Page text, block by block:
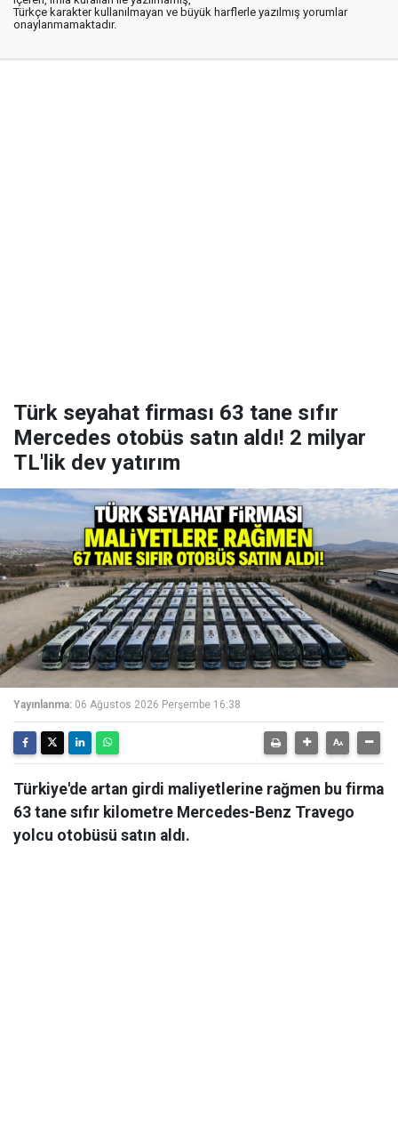
Türkçe karakter kullanılmayan ve büyük harflerle yazılmış yorumlar
onaylanmamaktadır.
Türk seyahat firması 63 tane sıfır
Mercedes otobüs satın aldı! 2 milyar
TL'lik dev yatırım
Yayınlanma: 06 Ağustos 2026 Perşembe 16:38
Türkiye'de artan girdi maliyetlerine rağmen bu firma
63 tane sıfır kilometre Mercedes-Benz Travego
yolcu otobüsü satın aldı.